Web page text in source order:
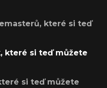
které si teď
které si teď můžete
si teď můžete